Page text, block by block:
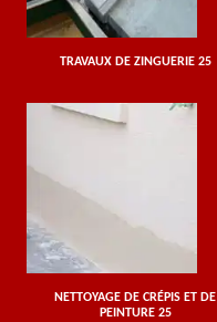
TRAVAUX DE ZINGUERIE 25
NETTOYAGE DE CRÉPIS ET DE
PEINTURE 25